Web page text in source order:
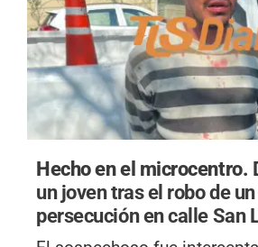
Hecho en el microcentro.
un joven tras el robo de
persecución en calle San